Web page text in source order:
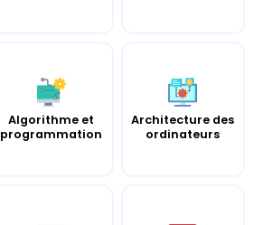
Algorithme et
programmation
Architecture des
ordinateurs